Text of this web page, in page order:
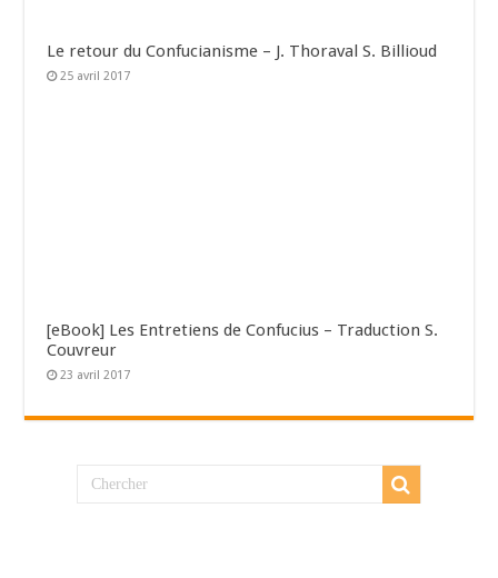
Le retour du Confucianisme – J. Thoraval S. Billioud
25 avril 2017
[eBook] Les Entretiens de Confucius – Traduction S.
Couvreur
23 avril 2017